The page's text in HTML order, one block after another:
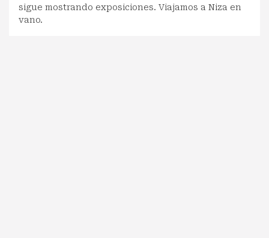
sigue mostrando exposiciones. Viajamos a Niza en
vano.